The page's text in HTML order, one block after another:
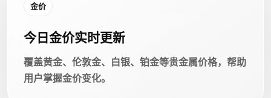
金价
今日金价实时更新
覆盖黄金、伦敦金、白银、铂金等贵金属价格，帮助
用户掌握金价变化。